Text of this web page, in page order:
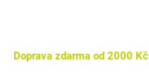
Doprava zdarma od 2000 Kč